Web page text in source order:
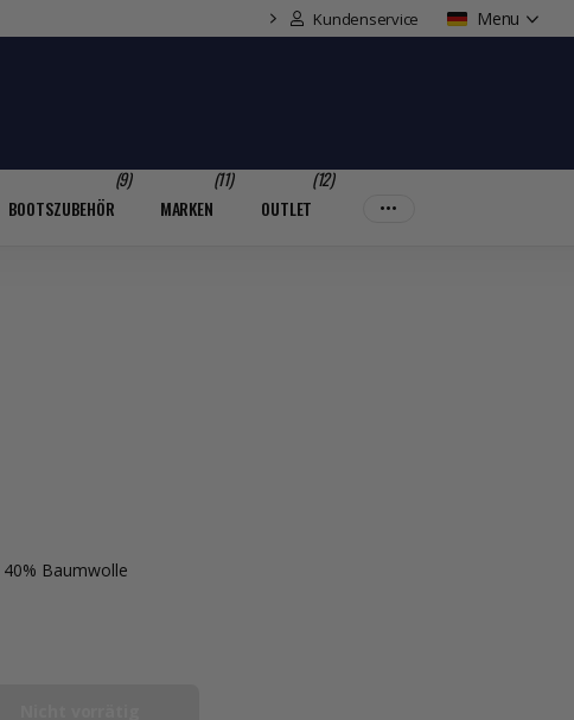
Familienunternehmen mit Wassersport-Expertise
Kundenservice Menu
BOOTSZUBEHÖR
(9)
MARKEN
(11)
OUTLET
(12)
Baumwolle